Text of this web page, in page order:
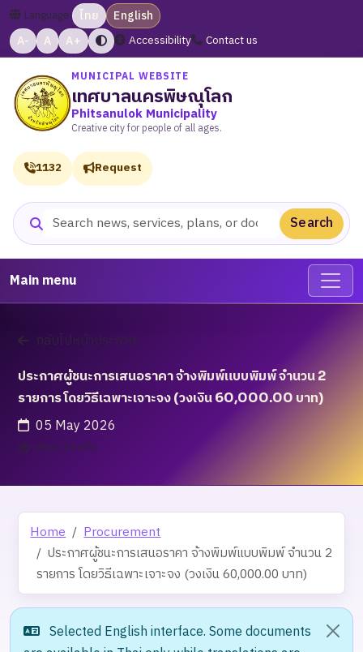
Language: ไทย
English
A-
A A+ Accessibility Contact us
MUNICIPAL WEBSITE
เทศบาลนครพิษณุโลก
Phitsanulok Municipality
Creative city for people of all ages.
Search website Search
1132 Request
Main menu
กลับไปหน้าประกาศ
ประกาศผู้ชนะการเสนอราคา จ้างพิมพ์แบบพิมพ์ จำนวน 2
รายการ โดยวิธีเฉพาะเจาะจง (วงเงิน 60,000.00 บาท)
05 May 2026
เข้าชม 19 ครั้ง
Home
Procurement
ประกาศผู้ชนะการเสนอราคา จ้างพิมพ์แบบพิมพ์ จำนวน 2
รายการ โดยวิธีเฉพาะเจาะจง (วงเงิน 60,000.00 บาท)
Selected English interface. Some documents